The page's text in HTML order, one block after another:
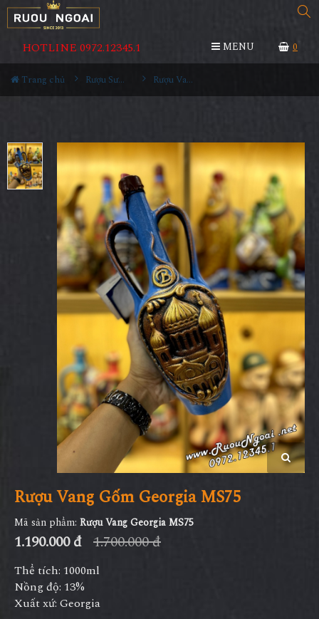
0
HOTLINE 0972.12345.1 MENU
Trang chủ Rượu Sưu Tầm - Nga Rượu Vang Gốm Georgia MS75
Rượu Vang Gốm Georgia MS75
Mã sản phẩm: Rượu Vang Georgia MS75
1.190.000 đ 1.700.000 đ
Thể tích: 1000ml
Nồng độ: 13%
Xuất xứ: Georgia